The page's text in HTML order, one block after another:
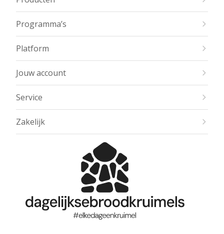
Programma’s
Platform
Jouw account
Service
Zakelijk